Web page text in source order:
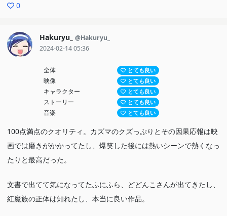
0
Hakuryu_ @Hakuryu_
2024-02-14 05:36
全体 とても良い
映像 とても良い
キャラクター とても良い
ストーリー とても良い
音楽 とても良い
100点満点のクオリティ。カズマのクズっぷりとその因果応報は映
画では磨きがかかってたし、爆笑した後には熱いシーンで熱くなっ
たりと最高だった。
文書で出てて気になってたふにふら、どどんこさんが出てきたし、
紅魔族の正体は知れたし、本当に良い作品。